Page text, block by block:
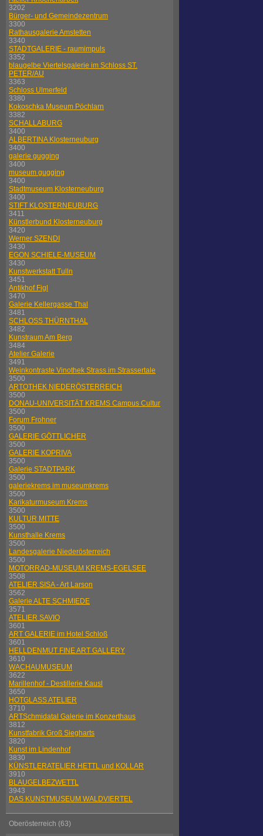
3202
Bürger- und Gemeindezentrum
3300
Rathausgalerie Amstetten
3340
STADTGALERIE - raumimpuls
3352
blaugelbe Viertelsgalerie im Schloss ST.
PETER/AU
3363
Schloss Ulmerfeld
3380
Kokoschka Museum Pöchlarn
3382
SCHALLABURG
3400
ALBERTINA Klosterneuburg
3400
galerie gugging
3400
museum gugging
3400
Stadtmuseum Klosterneuburg
3400
STIFT KLOSTERNEUBURG
3411
Künstlerbund Klosterneuburg
3420
Werner SZENDI
3430
EGON SCHIELE-MUSEUM
3430
Kunstwerkstatt Tulln
3451
Antikhof Figl
3470
Galerie Kellergasse Thal
3481
SCHLOSS THÜRNTHAL
3482
Kunstraum Am Berg
3484
Atelier Galerie
3491
Weinkontraste Vinothek Strass im Strassertale
3500
ARTOTHEK NIEDERÖSTERREICH
3500
DONAU-UNIVERSITÄT KREMS Campus Cultur
3500
Forum Frohner
3500
GALERIE GÖTTLICHER
3500
GALERIE KOPRIVA
3500
Galerie STADTPARK
3500
galeriekrems im museumkrems
3500
Karikaturmuseum Krems
3500
KULTUR MITTE
3500
Kunsthalle Krems
3500
Landesgalerie Niederösterreich
3500
MOTORRAD-MUSEUM KREMS-EGELSEE
3508
ATELIER SISA - Art Larson
3562
Galerie ALTE SCHMIEDE
3571
ATELIER SAVIO
3601
ART GALERIE im Hotel Schloß
3601
HELLDENMUT FINE ART GALLERY
3610
WACHAUMUSEUM
3622
Marillenhof - Destillerie Kausl
3650
HOTGLASS ATELIER
3710
ARTSchmidatal Galerie im Konzerthaus
3812
Kunstfabrik Groß Siegharts
3820
Kunst im Lindenhof
3830
KÜNSTLERATELIER HETTL und KOLLAR
3910
BLAUGELBEZWETTL
3943
DAS KUNSTMUSEUM WALDVIERTEL
Oberösterreich (63)